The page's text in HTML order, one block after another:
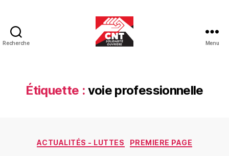
Recherche Menu
Étiquette : voie professionnelle
Catégories
ACTUALITÉS - LUTTES PREMIERE PAGE